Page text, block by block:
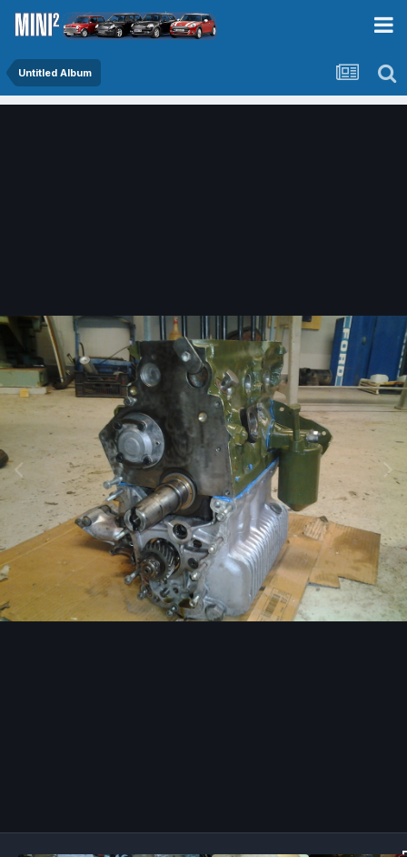
Untitled Album